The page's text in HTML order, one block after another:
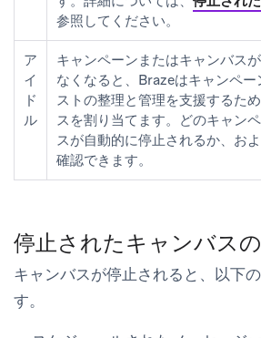
参照してください。
ア
イ
ド
ル
キャンペーンまたはキャンバス
なくなると、Brazeはキャンペー
ストの整理と管理を支援するた
スを割り当てます。どのキャン
スが自動的に停止されるか、お
確認できます。
停止されたキャンバス
キャンバスが停止されると、以下
す。